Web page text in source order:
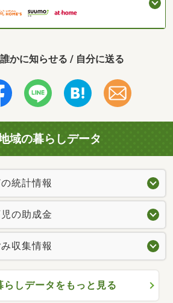
かに知らせる / 自分に送る
域の暮らしデータ
統計情報
の助成金
収集情報
らしデータをもっと見る